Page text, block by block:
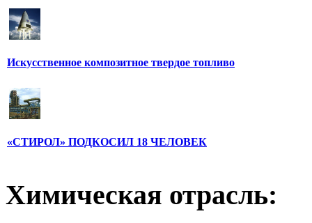
Искусственное композитное твердое топливо
«СТИРОЛ» ПОДКОСИЛ 18 ЧЕЛОВЕК
Химическая отрасль: